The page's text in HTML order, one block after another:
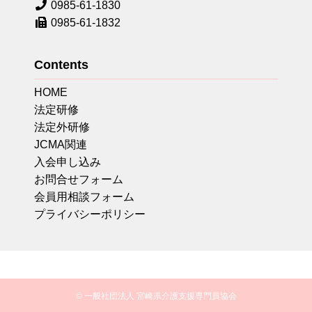
0985-61-1830
0985-61-1832
Contents
HOME
法定研修
法定外研修
JCMA関連
入会申し込み
お問合せフォーム
会員用相談フォーム
プライバシーポリシー
© 一般社団法人 宮崎県介護支援専門員協会